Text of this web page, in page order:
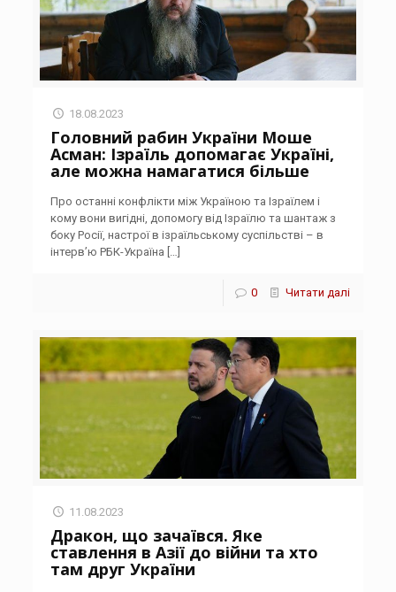
18.08.2023
Головний рабин України Моше
Асман: Ізраїль допомагає Україні,
але можна намагатися більше
Про останні конфлікти між Україною та Ізраїлем і
кому вони вигідні, допомогу від Ізраїлю та шантаж з
боку Росії, настрої в ізраїльському суспільстві – в
інтерв’ю РБК-Україна […]
0 Читати далі
11.08.2023
Дракон, що зачаївся. Яке
ставлення в Азії до війни та хто
там друг України